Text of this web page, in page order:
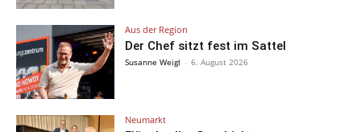
Aus der Region
Der Chef sitzt fest im Sattel
Susanne Weigl - 6. August 2026
Neumarkt